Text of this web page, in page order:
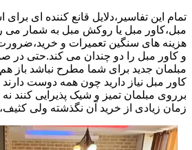
تمام این تفاسیر،دلایل قانع کننده ای برای
مبل،کاور مبل یا روکش مبل به شمار می
هزینه های سنگین تعمیرات و خرید،ضرورت
و کاور مبل را دو چندان می کند.حتی در
مبلمان جدید برای شما مطرح نباشد باز
کاور مبل نیاز دارید چون همه دوست
برروی مبلمان تمیز و شیک پذیرایی کنند
زمان زیادی از خرید آن نگذشته ولی